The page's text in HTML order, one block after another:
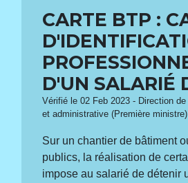
CARTE BTP :
D'UN SALARIÉ
Vérifié le 02 Feb 2023 - Direction
et administrative (Première ministre)
Sur un chantier de bâtiment
publics, la réalisation de
impose au salarié de détenir